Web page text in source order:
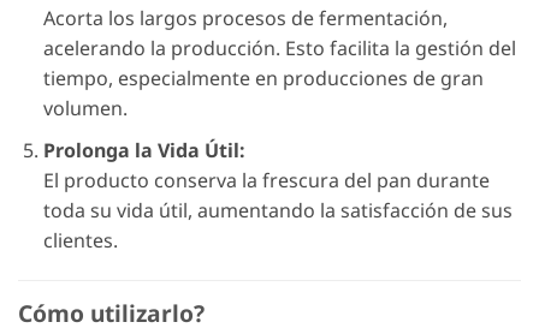
Acorta los largos procesos de fermentación,
acelerando la producción. Esto facilita la gestión del
tiempo, especialmente en producciones de gran
volumen.
Prolonga la Vida Útil:
El producto conserva la frescura del pan durante
toda su vida útil, aumentando la satisfacción de sus
clientes.
Cómo utilizarlo?